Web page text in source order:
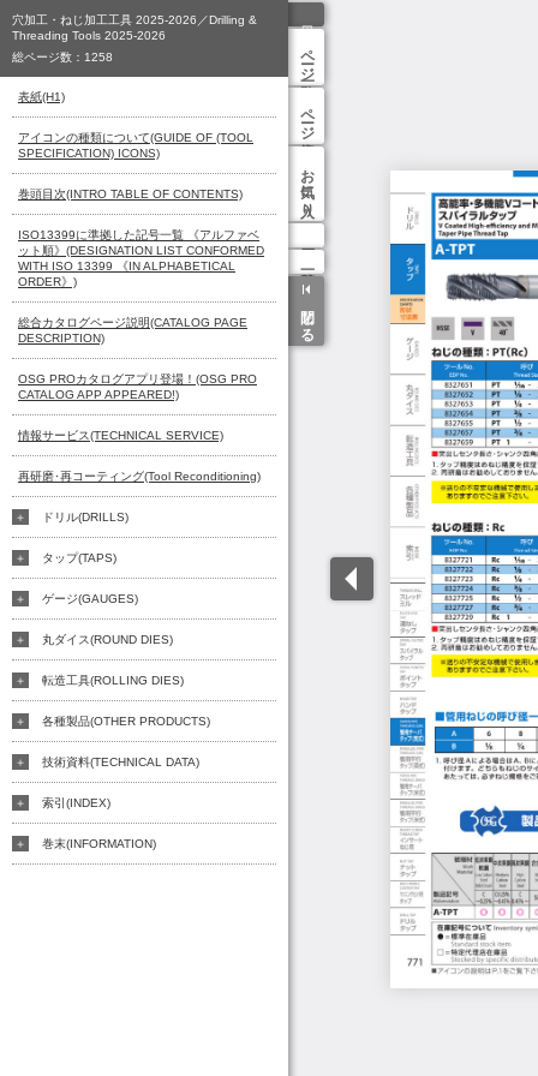
ページ一覧
ページ検索
お気に入り
閉じる
穴加工・ねじ加工工具 2025-2026／Drilling &
Threading Tools 2025-2026
総ページ数： 1258
表紙(H1)
アイコンの種類について(GUIDE OF (TOOL
SPECIFICATION) ICONS)
巻頭目次(INTRO TABLE OF CONTENTS)
ISO13399に準拠した記号一覧 《アルファベ
ット順》(DESIGNATION LIST CONFORMED
WITH ISO 13399 《IN ALPHABETICAL
ORDER》)
総合カタログページ説明(CATALOG PAGE
DESCRIPTION)
OSG PROカタログアプリ登場！(OSG PRO
CATALOG APP APPEARED!)
情報サービス(TECHNICAL SERVICE)
再研磨･再コーティング(Tool Reconditioning)
ドリル(DRILLS)
タップ(TAPS)
ゲージ(GAUGES)
丸ダイス(ROUND DIES)
転造工具(ROLLING DIES)
各種製品(OTHER PRODUCTS)
技術資料(TECHNICAL DATA)
索引(INDEX)
巻末(INFORMATION)